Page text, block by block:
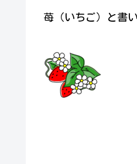
苺（いちご）と書